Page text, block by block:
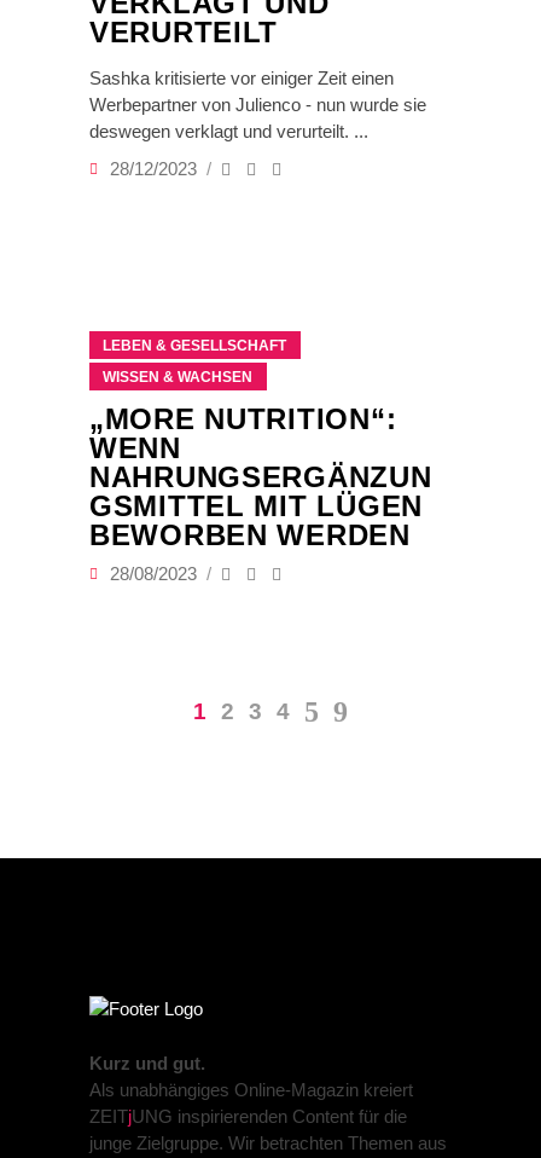
VERURTEILT
Sashka kritisierte vor einiger Zeit einen
Werbepartner von Julienco - nun wurde sie
deswegen verklagt und verurteilt.
28/12/2023
LEBEN & GESELLSCHAFT
WISSEN & WACHSEN
„MORE NUTRITION“:
WENN
NAHRUNGSERGÄNZUN
GSMITTEL MIT LÜGEN
BEWORBEN WERDEN
28/08/2023
1 2 3 4
Kurz und gut.
Als unabhängiges Online-Magazin kreiert
ZEITjUNG inspirierenden Content für die
junge Zielgruppe. Wir betrachten Themen aus